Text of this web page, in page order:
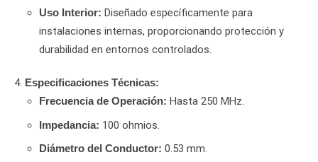
Uso Interior: Diseñado específicamente para
instalaciones internas, proporcionando protección y
durabilidad en entornos controlados.
Especificaciones Técnicas:
Frecuencia de Operación: Hasta 250 MHz.
Impedancia: 100 ohmios.
Diámetro del Conductor: 0.53 mm.